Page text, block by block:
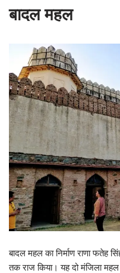
बादल महल
बादल महल का निर्माण राणा फतेह
तक राज किया। यह दो मंजिला